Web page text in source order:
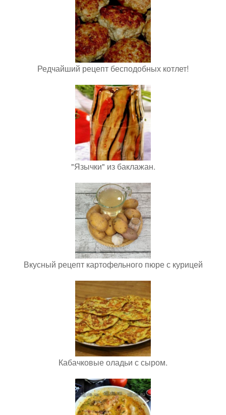
Редчайший рецепт бесподобных котлет!
"Язычки" из баклажан.
Вкусный рецепт картофельного пюре с курицей
Кабачковые оладьи с сыром.